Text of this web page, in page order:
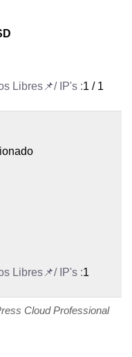
1 / 1
1
Cloud Professional